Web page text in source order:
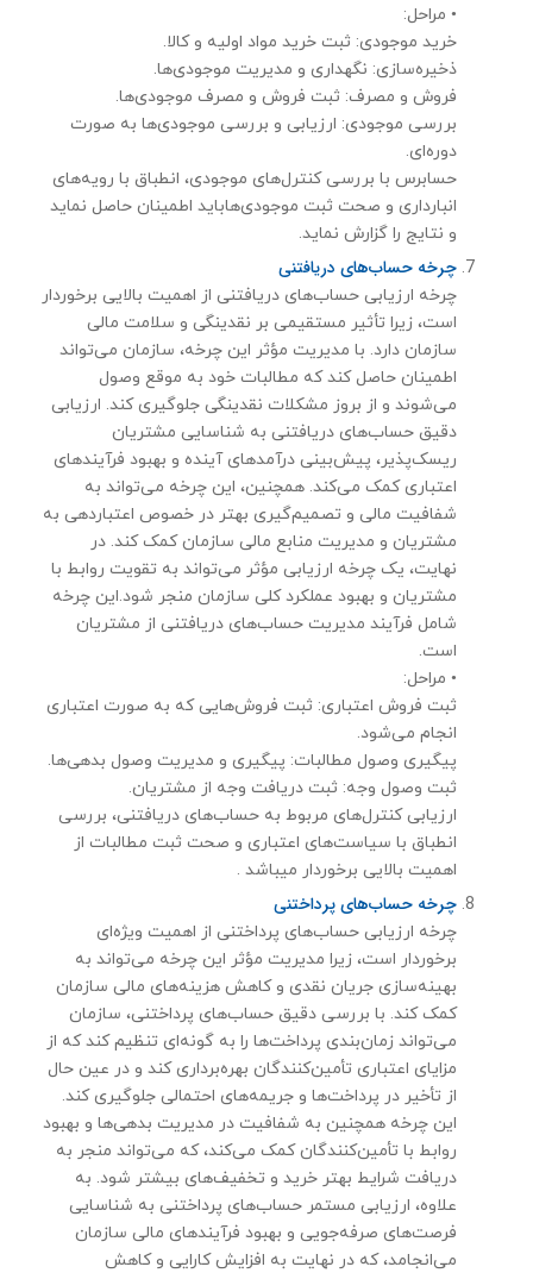
• مراحل:
خرید موجودی: ثبت خرید مواد اولیه و کالا.
ذخیره‌سازی: نگهداری و مدیریت موجودی‌ها.
فروش و مصرف: ثبت فروش و مصرف موجودی‌ها.
بررسی موجودی: ارزیابی و بررسی موجودی‌ها به صورت
دوره‌ای.
حسابرس با بررسی کنترل‌های موجودی، انطباق با رویه‌های
انبارداری و صحت ثبت موجودی‌هاباید اطمینان حاصل نماید
و نتایج را گزارش نماید.
چرخه حساب‌های دریافتنی
چرخه ارزیابی حساب‌های دریافتنی از اهمیت بالایی برخوردار
است، زیرا تأثیر مستقیمی بر نقدینگی و سلامت مالی
سازمان دارد. با مدیریت مؤثر این چرخه، سازمان می‌تواند
اطمینان حاصل کند که مطالبات خود به موقع وصول
می‌شوند و از بروز مشکلات نقدینگی جلوگیری کند. ارزیابی
دقیق حساب‌های دریافتنی به شناسایی مشتریان
ریسک‌پذیر، پیش‌بینی درآمدهای آینده و بهبود فرآیندهای
اعتباری کمک می‌کند. همچنین، این چرخه می‌تواند به
شفافیت مالی و تصمیم‌گیری بهتر در خصوص اعتباردهی به
مشتریان و مدیریت منابع مالی سازمان کمک کند. در
نهایت، یک چرخه ارزیابی مؤثر می‌تواند به تقویت روابط با
مشتریان و بهبود عملکرد کلی سازمان منجر شود.این چرخه
شامل فرآیند مدیریت حساب‌های دریافتنی از مشتریان
است.
• مراحل:
ثبت فروش اعتباری: ثبت فروش‌هایی که به صورت اعتباری
انجام می‌شود.
پیگیری وصول مطالبات: پیگیری و مدیریت وصول بدهی‌ها.
ثبت وصول وجه: ثبت دریافت وجه از مشتریان.
ارزیابی کنترل‌های مربوط به حساب‌های دریافتنی، بررسی
انطباق با سیاست‌های اعتباری و صحت ثبت مطالبات از
اهمیت بالایی برخوردار میباشد .
چرخه حساب‌های پرداختنی
چرخه ارزیابی حساب‌های پرداختنی از اهمیت ویژه‌ای
برخوردار است، زیرا مدیریت مؤثر این چرخه می‌تواند به
بهینه‌سازی جریان نقدی و کاهش هزینه‌های مالی سازمان
کمک کند. با بررسی دقیق حساب‌های پرداختنی، سازمان
می‌تواند زمان‌بندی پرداخت‌ها را به گونه‌ای تنظیم کند که از
مزایای اعتباری تأمین‌کنندگان بهره‌برداری کند و در عین حال
از تأخیر در پرداخت‌ها و جریمه‌های احتمالی جلوگیری کند.
این چرخه همچنین به شفافیت در مدیریت بدهی‌ها و بهبود
روابط با تأمین‌کنندگان کمک می‌کند، که می‌تواند منجر به
دریافت شرایط بهتر خرید و تخفیف‌های بیشتر شود. به
علاوه، ارزیابی مستمر حساب‌های پرداختنی به شناسایی
فرصت‌های صرفه‌جویی و بهبود فرآیندهای مالی سازمان
می‌انجامد، که در نهایت به افزایش کارایی و کاهش